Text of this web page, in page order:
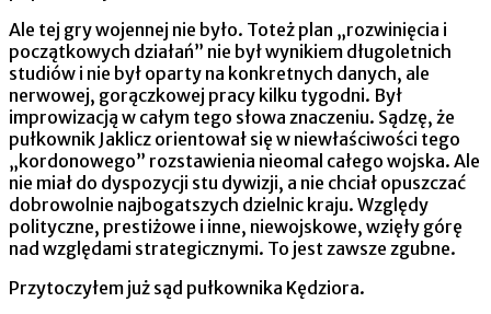
Ale tej gry wojennej nie było. Toteż plan „rozwinięcia i
początkowych działań” nie był wynikiem długoletnich
studiów i nie był oparty na konkretnych danych, ale
nerwowej, gorączkowej pracy kilku tygodni. Był
improwizacją w całym tego słowa znaczeniu. Sądzę, że
pułkownik Jaklicz orientował się w niewłaściwości tego
„kordonowego” rozstawienia nieomal całego wojska. Ale
nie miał do dyspozycji stu dywizji, a nie chciał opuszczać
dobrowolnie najbogatszych dzielnic kraju. Względy
polityczne, prestiżowe i inne, niewojskowe, wzięły górę
nad względami strategicznymi. To jest zawsze zgubne.
Przytoczyłem już sąd pułkownika Kędziora.